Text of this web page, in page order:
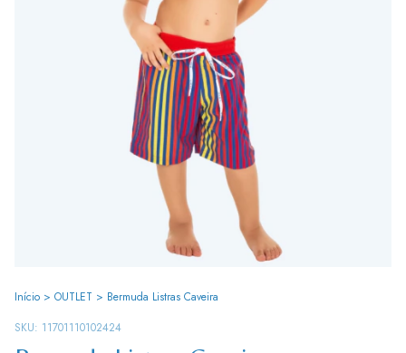
Início > OUTLET > Bermuda Listras Caveira
SKU: 11701110102424